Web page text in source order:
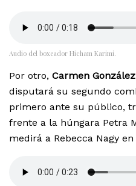
Audio del boxeador Hicham Karimi.
Por otro, Carmen González
disputará su segundo
primero ante su público,
frente a la húngara Petra
medirá a Rebecca Nagy